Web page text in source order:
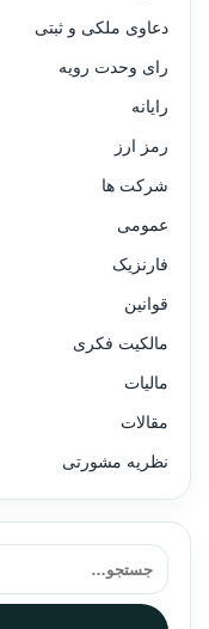
دعاوی ملکی و ثبتی
رای وحدت رویه
رایانه
رمز ارز
شرکت ها
عمومی
فارنزیک
قوانین
مالکیت فکری
مالیات
مقالات
نظریه مشورتی
جستجو برای: